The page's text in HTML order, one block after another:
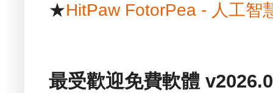
★HitPaw FotorPea - 人工智
最受歡迎免費軟體